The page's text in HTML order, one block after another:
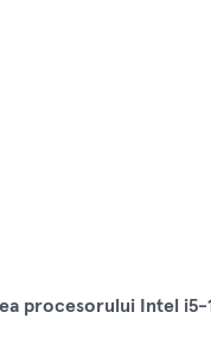
procesorului Intel